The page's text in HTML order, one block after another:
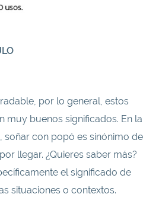
por lo general, estos
muy buenos significados. En la
soñar con popó es sinónimo de
llegar. ¿Quieres saber más?
el significado de
situaciones o contextos.